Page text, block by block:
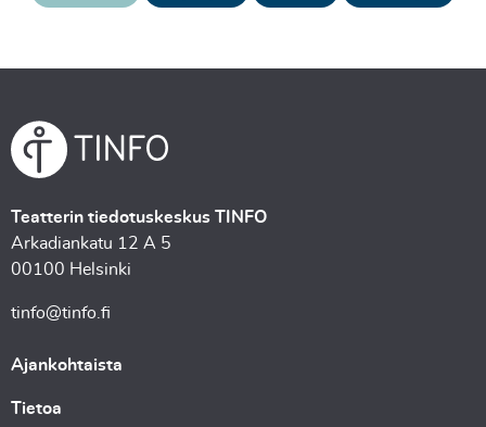
Teatterin tiedotuskeskus TINFO
Arkadiankatu 12 A 5
00100 Helsinki
tinfo@tinfo.fi
Ajankohtaista
Tietoa